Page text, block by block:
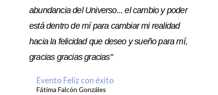
abundancia del Universo... el cambio y poder
está dentro de mí para cambiar mi realidad
hacia la felicidad que deseo y sueño para mí,
gracias gracias gracias"
Evento Feliz con éxito
Fátima Falcón Gonzáles